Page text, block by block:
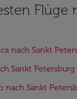
Flüge
nach Sankt
Sankt Petersburg
nach Sankt